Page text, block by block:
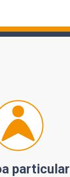
particular